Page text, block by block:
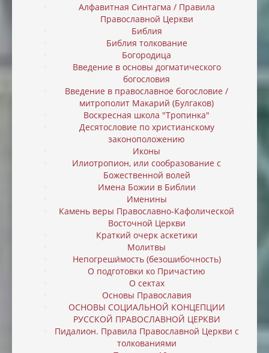
Алфавитная Синтагма / Правила
Православной Церкви
Библия
Библия толкование
Богородица
Введение в основы догматического
богословия
Введение в православное богословие /
митрополит Макарий (Булгаков)
Воскресная школа "Тропинка"
Десятословие по христианскому
законоположению
Иконы
Илиотропион, или cообразование с
Божественной волей
Имена Божии в Библии
Именины
Камень веры Православно-Кафолической
Восточной Церкви
Краткий очерк аскетики
Молитвы
Непогреши́мость (безошибочность)
О подготовки ко Причастию
О сектах
Основы Православия
ОСНОВЫ СОЦИАЛЬНОЙ КОНЦЕПЦИИ
РУССКОЙ ПРАВОСЛАВНОЙ ЦЕРКВИ
Пидалион. Правила Православной Церкви с
толкованиями